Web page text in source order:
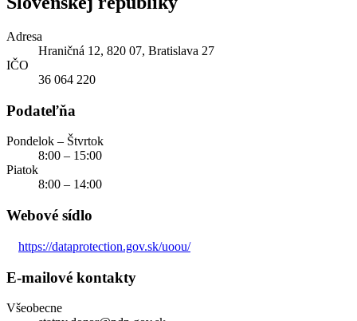
Adresa
Hraničná 12, 820 07, Bratislava 27
IČO
36 064 220
Podateľňa
Pondelok – Štvrtok
8:00 – 15:00
Piatok
8:00 – 14:00
Webové sídlo
https://dataprotection.gov.sk/uoou/
E-mailové kontakty
Všeobecne